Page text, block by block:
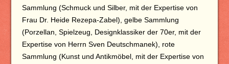
Sammlung (Schmuck und Silber, mit der Expertise von
Frau Dr. Heide Rezepa-Zabel), gelbe Sammlung
(Porzellan, Spielzeug, Designklassiker der 70er, mit der
Expertise von Herrn Sven Deutschmanek), rote
Sammlung (Kunst und Antikmöbel, mit der Expertise von